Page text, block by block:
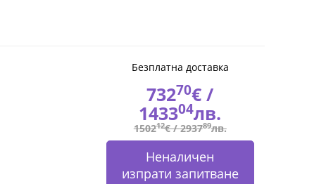
Безплатна доставка
73270€ /
143304лв.
150212€ /293789лв.
Неналичен
изпрати запитване